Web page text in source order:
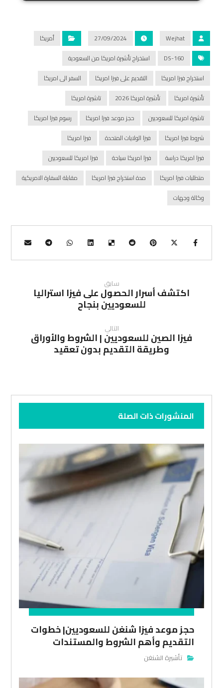
Wejhat
27/09/2024
أمريكا
DS-160
استخراج تأشيرة امريكا من السعودية
استخراج فيزا امريكا
التقديم على فيزا امريكا
السفر الى امريكا
تأشيرة امريكا
تأشيرة امريكا 2026
تاشيرة امريكا
تاشيرة امريكا للسعوديين
حجز موعد فيزا امريكا
رسوم فيزا امريكا
شروط فيزا امريكا
فيزا الولايات المتحدة
فيزا امريكا
فيزا امريكا دراسة
فيزا امريكا سياحة
فيزا امريكا للسعوديين
متطلبات فيزا امريكا
مدة استخراج فيزا امريكا
مقابلة السفارة الامريكية
وكالة وجهات
سابق
اكتشف أسرار الحصول على فيزا استراليا
للسعوديين بنجاح
التالي
فيزا الصين للسعوديين | الشروط والأوراق
وطريقة التقديم بدون تعقيد
المنشورات ذات الصلة
حجز موعد فيزا شنغن للسعوديين| خطوات
التقديم وأهم الشروط والمستندات
تأشيرة الشنغن